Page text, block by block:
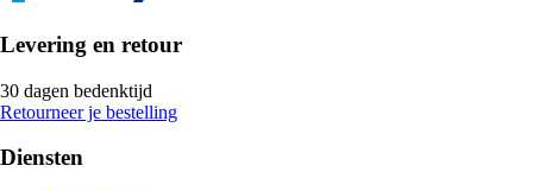
Levering en retour
30 dagen bedenktijd
Retourneer je bestelling
Diensten